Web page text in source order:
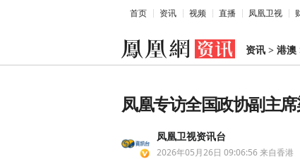
首页 资讯 视频 直播 凤凰卫视
资讯 > 港澳
凤凰专访全国政协副主
凤凰卫视资讯台
2026年05月26日 09:06:56来自香港